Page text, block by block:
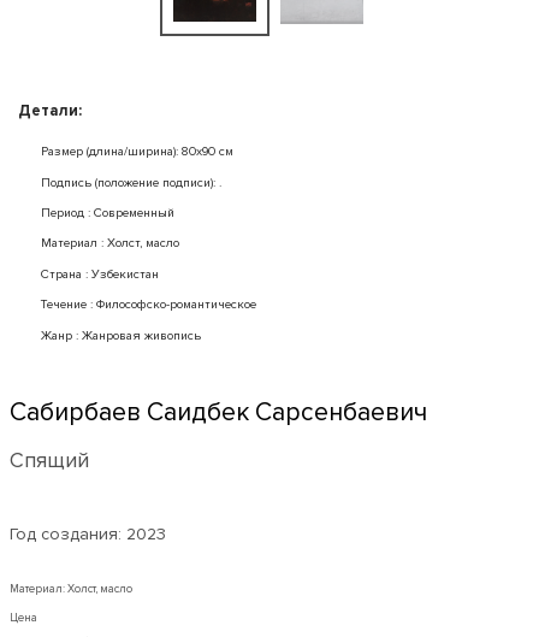
Детали:
Размер (длина/ширина): 80x90 см
Подпись (положение подписи): .
Период : Современный
Mатериал : Холст, масло
Страна : Узбекистан
Течение : Философско-романтическое
Жанр : Жанровая живопись
Сабирбаев Саидбек Сарсенбаевич
Спящий
Год создания: 2023
Материал: Холст, масло
Цена